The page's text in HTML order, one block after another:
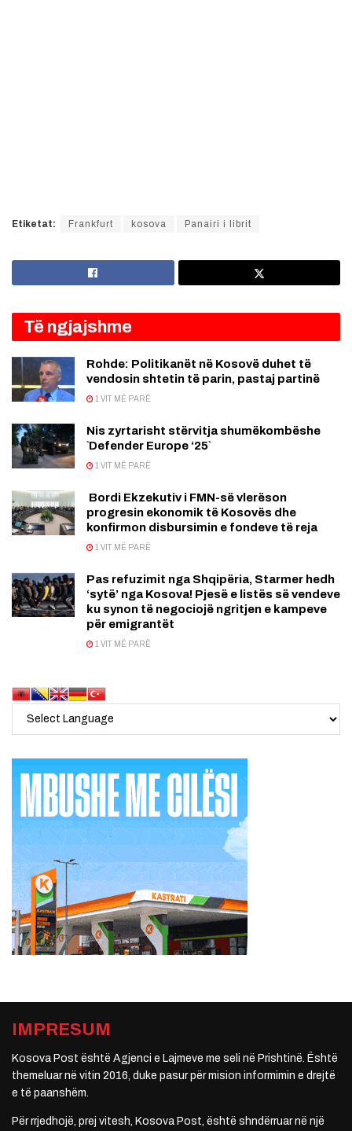
Etiketat: Frankfurt kosova Panairi i librit
Të ngjajshme
Rohde: Politikanët në Kosovë duhet të
vendosin shtetin të parin, pastaj partinë
1 VIT MË PARË
Nis zyrtarisht stërvitja shumëkombëshe
`Defender Europe ‘25`
1 VIT MË PARË
Bordi Ekzekutiv i FMN-së vlerëson
progresin ekonomik të Kosovës dhe
konfirmon disbursimin e fondeve të reja
1 VIT MË PARË
Pas refuzimit nga Shqipëria, Starmer hedh
‘sytë’ nga Kosova! Pjesë e listës së vendeve
ku synon të negociojë ngritjen e kampeve
për emigrantët
1 VIT MË PARË
IMPRESUM
Kosova Post është Agjenci e Lajmeve me seli në Prishtinë. Është
themeluar në vitin 2016, duke pasur për mision informimin e drejtë
e të paanshëm.
Për rrjedhojë, prej vitesh, Kosova Post, është shndërruar në një